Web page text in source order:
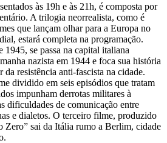
às 19h e às 21h, é composta por
A trilogia neorrealista, como é
que lançam olhar para a Europa no
estará completa na programação.
1945, se passa na capital italiana
nazista em 1944 e foca sua história
resistência anti-fascista na cidade.
dividido em seis episódios que tratam
impunham derrotas militares à
dificuldades de comunicação entre
e dialetos. O terceiro filme, produzido
Zero” sai da Itália rumo a Berlim, cidade